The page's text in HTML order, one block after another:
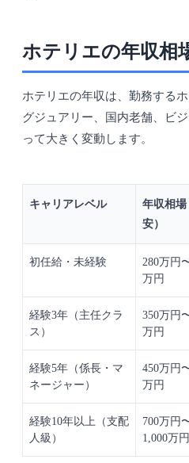
ホテリエの年収相
ホテリエの年収は、勤務する
グジュアリー、国内老舗、ビ
って大きく変動します。
キャリアレベル
年収相場
安）
初任給・未経験
280万円
万円
経験3年（主任クラ
ス）
350万円
万円
経験5年（係長・マ
ネージャー）
450万円
万円
経験10年以上（支配
人級）
700万円
1,000万